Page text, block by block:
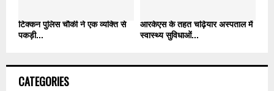
टिक्कन पुलिस चौकी ने एक व्यक्ति से
पकड़ी...
आरकेएस के तहत चढ़ियार अस्पताल में
स्वास्थ्य सुविधाओं...
CATEGORIES